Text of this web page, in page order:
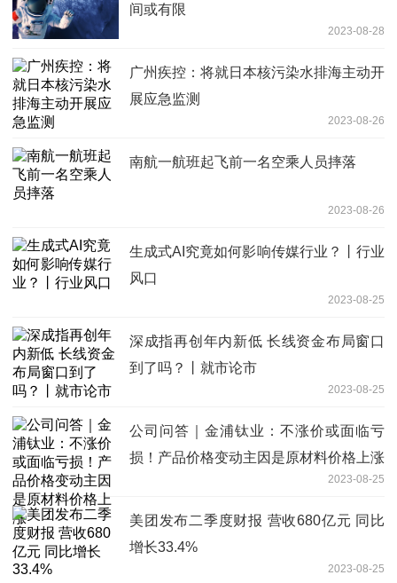
间或有限
2023-08-28
广州疾控：将就日本核污染水排海主动开
展应急监测
2023-08-26
南航一航班起飞前一名空乘人员摔落
2023-08-26
生成式AI究竟如何影响传媒行业？丨行业
风口
2023-08-25
深成指再创年内新低 长线资金布局窗口
到了吗？丨就市论市
2023-08-25
公司问答｜金浦钛业：不涨价或面临亏
损！产品价格变动主因是原材料价格上涨
2023-08-25
美团发布二季度财报 营收680亿元 同比
增长33.4%
2023-08-25